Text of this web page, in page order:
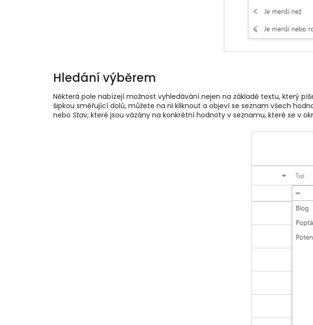
Hledání výběrem
Některá pole nabízejí možnost vyhledávání nejen na základě textu, který
šipkou směřující dolů, můžete na ni kliknout a objeví se seznam všech
nebo Stav, které jsou vázány na konkrétní hodnoty v seznamu, které se v